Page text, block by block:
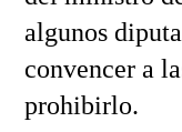
algunos
convencer a
prohibirlo.